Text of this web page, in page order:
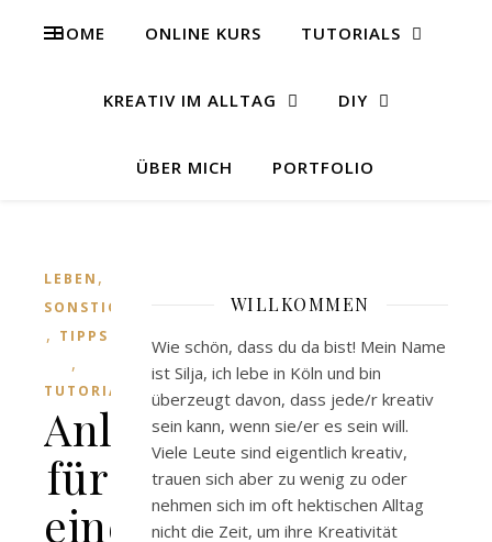
HOME ONLINE KURS TUTORIALS
KREATIV IM ALLTAG DIY
ÜBER MICH PORTFOLIO
LEBEN ,
SONSTIGES
, TIPPS
,
TUTORIALS
Anleitung
für
einen
WILLKOMMEN
Wie schön, dass du da bist! Mein Name
ist Silja, ich lebe in Köln und bin
überzeugt davon, dass jede/r kreativ
sein kann, wenn sie/er es sein will.
Viele Leute sind eigentlich kreativ,
trauen sich aber zu wenig zu oder
nehmen sich im oft hektischen Alltag
nicht die Zeit, um ihre Kreativität